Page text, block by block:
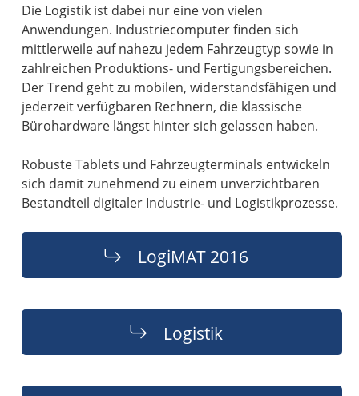
Die Logistik ist dabei nur eine von vielen
Anwendungen. Industriecomputer finden sich
mittlerweile auf nahezu jedem Fahrzeugtyp sowie in
zahlreichen Produktions- und Fertigungsbereichen.
Der Trend geht zu mobilen, widerstandsfähigen und
jederzeit verfügbaren Rechnern, die klassische
Bürohardware längst hinter sich gelassen haben.
Robuste Tablets und Fahrzeugterminals entwickeln
sich damit zunehmend zu einem unverzichtbaren
Bestandteil digitaler Industrie- und Logistikprozesse.
LogiMAT 2016
Logistik